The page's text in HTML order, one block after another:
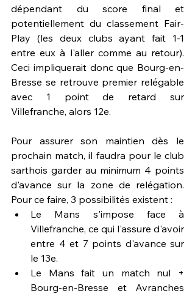
dépendant du score final et
potentiellement du classement Fair-
Play (les deux clubs ayant fait 1-1
entre eux à l'aller comme au retour).
Ceci impliquerait donc que Bourg-en-
Bresse se retrouve premier relégable
avec 1 point de retard sur
Villefranche, alors 12e.
Pour assurer son maintien dès le
prochain match, il faudra pour le club
sarthois garder au minimum 4 points
d'avance sur la zone de relégation.
Pour ce faire, 3 possibilités existent :
Le Mans s'impose face à
Villefranche, ce qui l'assure d'avoir
entre 4 et 7 points d'avance sur
le 13e.
Le Mans fait un match nul +
Bourg-en-Bresse et Avranches